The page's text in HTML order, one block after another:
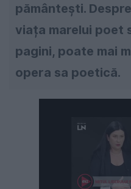
pământești.
viața marelui poet
pagini, poate mai
opera sa poetică.